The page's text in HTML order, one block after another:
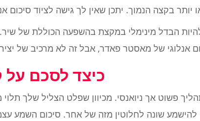
להיות הבדל מינימלי במקצת בהשפעה הכוללת של
כיצד לסכם על
פשוט אך ניואנסי. מכיוון שפלט הצליל שלך
שונה לחלוטין מזה של אחר. סיכום השמע